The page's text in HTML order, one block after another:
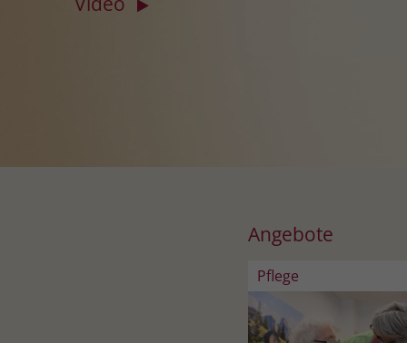
Angebote
Pflege